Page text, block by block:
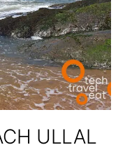
ULLAL